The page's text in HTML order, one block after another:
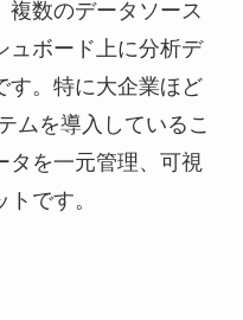
複数のデータソース
ュボード上に分析デ
す。特に大企業ほど
ムを導入しているこ
タを一元管理、可視
です。